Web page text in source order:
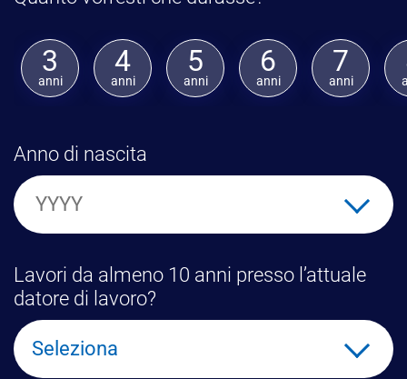
3
anni
4
anni
5
anni
6
anni
7
anni
Anno di nascita
Lavori da almeno 10 anni presso l’attuale
datore di lavoro?
Seleziona